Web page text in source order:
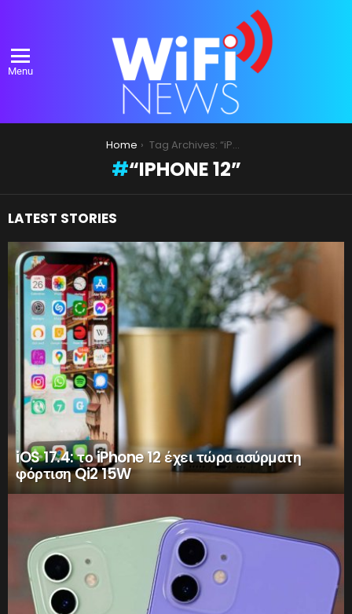
Menu
Home Tag Archives: “iPhone 12”
“IPHONE 12”
LATEST STORIES
iOS 17.4: το iPhone 12 έχει τώρα ασύρματη
φόρτιση Qi2 15W